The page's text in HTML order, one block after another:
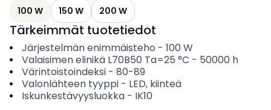
100 W 150 W 200 W
Tärkeimmät tuotetiedot
Järjestelmän enimmäisteho - 100 W
Valaisimen elinikä L70B50 Ta=25 °C - 50000 h
Värintoistoindeksi- 80-89
Valonlähteen tyyppi- LED, kiinteä
Iskunkestävyysluokka- IK10